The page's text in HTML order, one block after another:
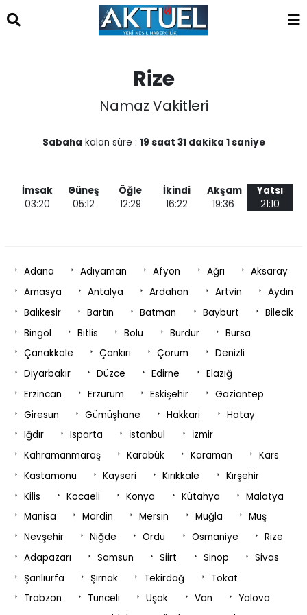
sohbet
chat
odaları
Rize
Namaz Vakitleri
Sabaha kalan süre : 19 saat 31 dakika 1 saniye
İmsak
03:20
Güneş
05:12
Öğle
12:29
İkindi
16:22
Akşam
19:36
Yatsı
21:10
Adana Adıyaman Afyon Ağrı
Aksaray
Amasya
Antalya Ardahan Artvin
Aydın
Balıkesir
Bartın Batman Bayburt
Bilecik
Bingöl
Bitlis Bolu Burdur
Bursa
Çanakkale
Çankırı Çorum
Denizli
Diyarbakır
Düzce Edirne
Elazığ
Erzincan
Erzurum Eskişehir
Gaziantep
Giresun
Gümüşhane Hakkari
Hatay
Iğdır
Isparta İstanbul
İzmir
Kahramanmaraş
Karabük Karaman
Kars
Kastamonu
Kayseri Kırıkkale
Kırşehir
Kilis
Kocaeli Konya Kütahya
Malatya
Manisa
Mardin Mersin Muğla
Muş
Nevşehir
Niğde Ordu Osmaniye
Rize
Adapazarı
Samsun Siirt Sinop
Sivas
Şanlıurfa
Şırnak Tekirdağ
Tokat
Trabzon
Tunceli Uşak Van
Yalova